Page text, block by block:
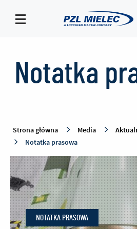
-
Notatka
Strona główna Media
Notatka prasowa
NOTATKA PRASOWA